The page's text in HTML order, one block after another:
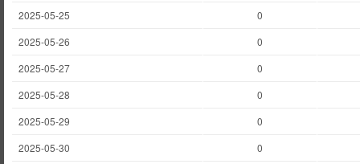
2025-05-25
0
2025-05-26
0
2025-05-27
0
2025-05-28
0
2025-05-29
0
2025-05-30
0